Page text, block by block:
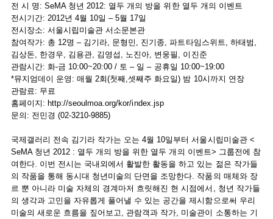
전 시 명: SeMA 청년 2012: 열두 개의 방을 위한 열두 개의 이벤트
전시기간: 2012년 4월 10일 – 5월 17일
전시장소: 서울시립미술관 서소문본관
참여작가: 총 12명 – 김기라, 문형민, 진기종, 파트타임스위트, 하태범,
김상돈, 한경우, 김용관, 김영섭, 노진아, 변웅필, 이진준
관람시간: 화-금 10:00~20:00 / 토 – 일 – 공휴일 10:00~19:00
*뮤지엄데이 운영: 매월 2회(첫째,셋째주 화요일) 밤 10시까지 연장
관람료: 무료
홈페이지: http://seoulmoa.org/kor/index.jsp
문의: 전민경 (02-3210-9885)
국제갤러리 전속 김기라 작가는 오는 4월 10일부터 서울시립미술관 <
SeMA 청년 2012 : 열두 개의 방을 위한 열두 개의 이벤트> 그룹전에 참
여한다. 이번 전시는 국내외에서 활발한 활동을 하고 있는 젊은 작가들
의 작품을 통해 동시대 청년미술의 단면을 조망한다. 작품의 매체와 장
르 뿐 아니라 미술 자체의 경계마저 흐릿해진 현 시점에서, 청년 작가들
의 생각과 고민을 자유롭게 풀어낼 수 있는 공간을 제시함으로써 우리
미술의 새로운 흐름을 짚어보고, 관람객과 작가, 미술관이 소통하는 기